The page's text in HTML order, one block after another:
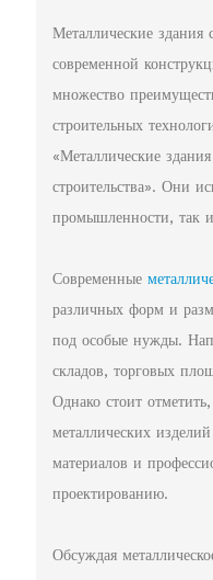
Металлические здания
современной
множество
строительных
«Металлические
строительства». Они
промышленности, так
Современные
различных форм и
под особые нужды.
складов, торговых
Однако стоит
металлических
материалов и
проектированию.
Обсуждая